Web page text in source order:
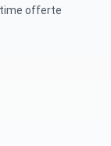
offerte